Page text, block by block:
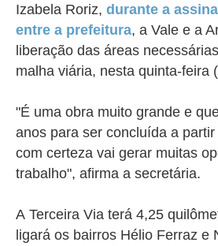
Izabela Roriz, durante a
entre a prefeitura, a Vale e a
liberação das áreas
malha viária, nesta quinta-feira
"É uma obra muito grande e
anos para ser concluída a
com certeza vai gerar muitas
trabalho", afirma a secretária.
A Terceira Via terá 4,25
ligará os bairros Hélio Ferraz e